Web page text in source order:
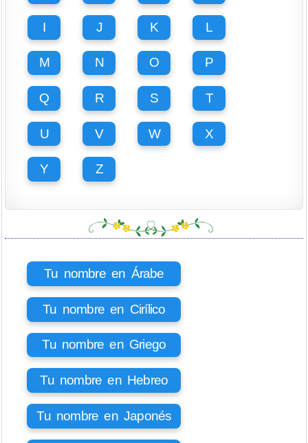
I J K L
M N O P
Q R S T
U V W X
Y Z
Tu nombre en Árabe
Tu nombre en Cirílico
Tu nombre en Griego
Tu nombre en Hebreo
Tu nombre en Japonés